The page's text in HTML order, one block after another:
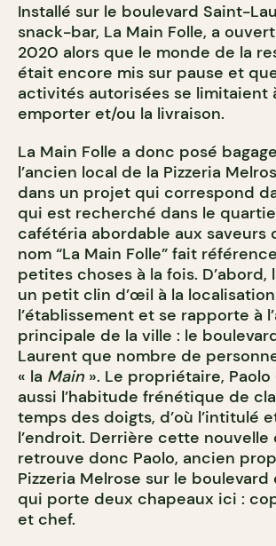
Installé sur le boulevard Saint-
snack-bar, La Main Folle, a
2020 alors que le monde de la
était encore mis sur pause et
activités autorisées se limitaient
emporter et/ou la livraison.
La Main Folle a donc posé
l’ancien local de la Pizzeria
dans un projet qui correspond
qui est recherché dans le
cafétéria abordable aux saveurs
nom “La Main Folle” fait
petites choses à la fois. D’abord,
un petit clin d’œil à la
l’établissement et se rapporte à l’
principale de la ville : le
Laurent que nombre de
« la Main ». Le propriétaire, Paolo
aussi l’habitude frénétique de
temps des doigts, d’où l’intitulé
l’endroit. Derrière cette nouvelle
retrouve donc Paolo, ancien
Pizzeria Melrose sur le boulevard
qui porte deux chapeaux ici :
et chef.